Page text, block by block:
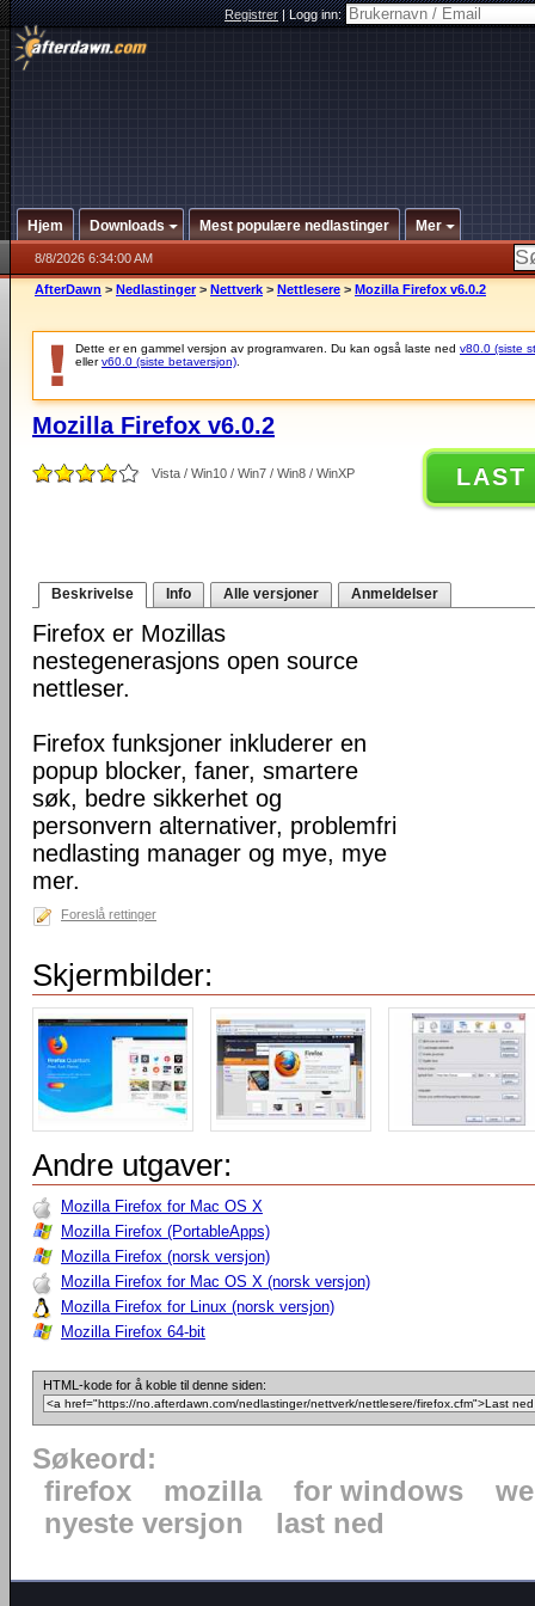
Registrer|Logg inn:
Hjem Downloads Mest populære nedlastinger Mer
8/8/2026 6:34:00 AM
AfterDawn > Nedlastinger > Nettverk > Nettlesere > Mozilla Firefox v6.0.2
Dette er en gammel versjon av programvaren. Du kan også laste ned v80.0 (siste
ellerv60.0 (siste betaversjon)
Mozilla Firefox v6.0.2
Vista / Win10 / Win7 / Win8 / WinXP LAST
Beskrivelse Info Alle versjoner Anmeldelser
Firefox er Mozillas
nestegenerasjons open source
nettleser.
Firefox funksjoner inkluderer en
popup blocker, faner, smartere
søk, bedre sikkerhet og
personvern alternativer, problemfri
nedlasting manager og mye, mye
mer.
Foreslå rettinger
Skjermbilder:
Andre utgaver:
Mozilla Firefox for Mac OS X
Mozilla Firefox (PortableApps)
Mozilla Firefox (norsk versjon)
Mozilla Firefox for Mac OS X (norsk versjon)
Mozilla Firefox for Linux (norsk versjon)
Mozilla Firefox 64-bit
HTML-kode for å koble til denne siden:
Søkeord:
firefox
mozilla for windows
nyeste versjon
last ned